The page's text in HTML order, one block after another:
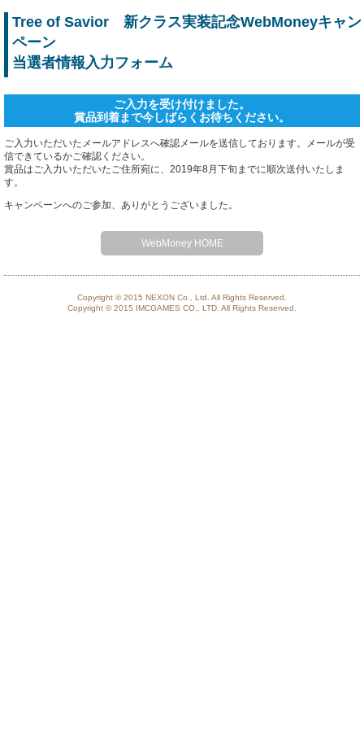
Tree of Savior 新クラス実装記念WebMoneyキャン
ペーン
当選者情報入力フォーム
ご入力を受け付けました。
賞品到着まで今しばらくお待ちください。
ご入力いただいたメールアドレスへ確認メールを送信しております。メールが受
信できているかご確認ください。
賞品はご入力いただいたご住所宛に、2019年8月下旬までに順次送付いたしま
す。
キャンペーンへのご参加、ありがとうございました。
WebMoney HOME
Copyright © 2015 NEXON Co., Ltd. All Rights Reserved.
Copyright © 2015 IMCGAMES CO., LTD. All Rights Reserved.